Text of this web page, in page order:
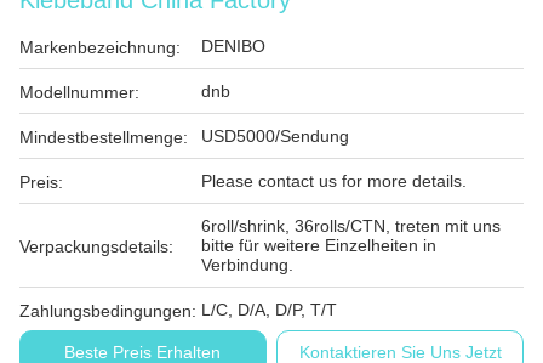
Markenbezeichnung: DENIBO
Modellnummer: dnb
Mindestbestellmenge: USD5000/Sendung
Preis: Please contact us for more details.
Verpackungsdetails:
6roll/shrink, 36rolls/CTN, treten mit uns
bitte für weitere Einzelheiten in
Verbindung.
Zahlungsbedingungen: L/C, D/A, D/P, T/T
Beste Preis Erhalten Kontaktieren Sie Uns Jetzt